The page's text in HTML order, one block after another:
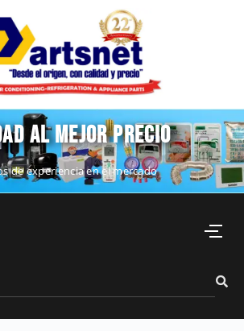
AL MEJOR PRECIO
de experiencia en el mercado